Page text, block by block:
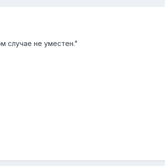
случае не уместен."